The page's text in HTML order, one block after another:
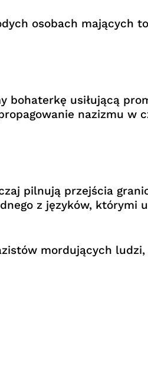
osobach mających
usiłującą
nazizmu w
pilnują przejścia
z języków, którymi
mordujących